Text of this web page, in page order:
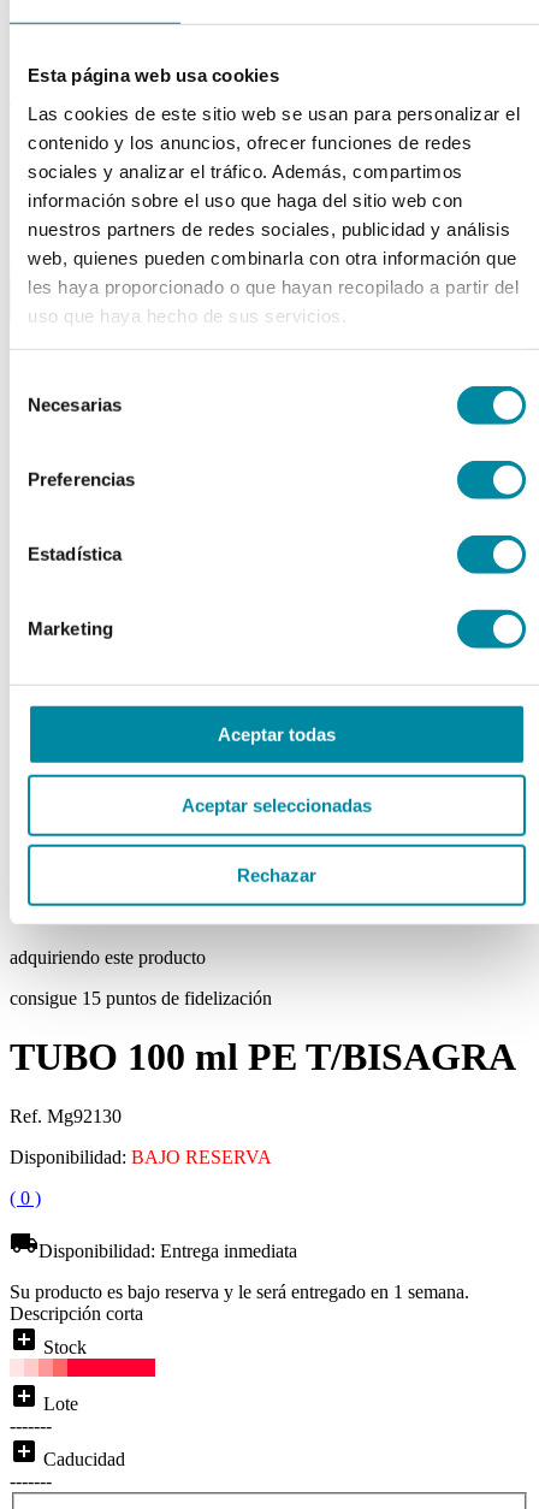
Esta página web usa cookies
Las cookies de este sitio web se usan para personalizar el
contenido y los anuncios, ofrecer funciones de redes
sociales y analizar el tráfico. Además, compartimos
información sobre el uso que haga del sitio web con
nuestros partners de redes sociales, publicidad y análisis
web, quienes pueden combinarla con otra información que
les haya proporcionado o que hayan recopilado a partir del
uso que haya hecho de sus servicios.
Necesarias
Preferencias
Estadística
Marketing
Aceptar todas
Aceptar seleccionadas
Rechazar
Material aparatos
Fungible
Reactivos
Reactivos Merck
outlet
menu shopping_cart search homelock
Búsqueda en el sitio
Actualmente se encuentra en:
chevron_leftchevron_right
adquiriendo este producto
consigue 15 puntos de fidelización
TUBO 100 ml PE T/BISAGRA
Ref. Mg92130
Disponibilidad: BAJO RESERVA
( 0 )
local_shippingDisponibilidad: Entrega inmediata
Su producto es bajo reserva y le será entregado en 1 semana.
Descripción corta
add_box Stock
add_box Lote
-------
add_box Caducidad
-------